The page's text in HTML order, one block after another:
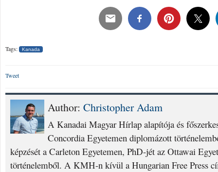
Tags: Kanada
Tweet
Author: Christopher Adam
A Kanadai Magyar Hírlap alapítója és
Concordia Egyetemen diplomázott
képzését a Carleton Egyetemen, PhD-jét az Ottawai
történelemből. A KMH-n kívül a Hungarian Free Press